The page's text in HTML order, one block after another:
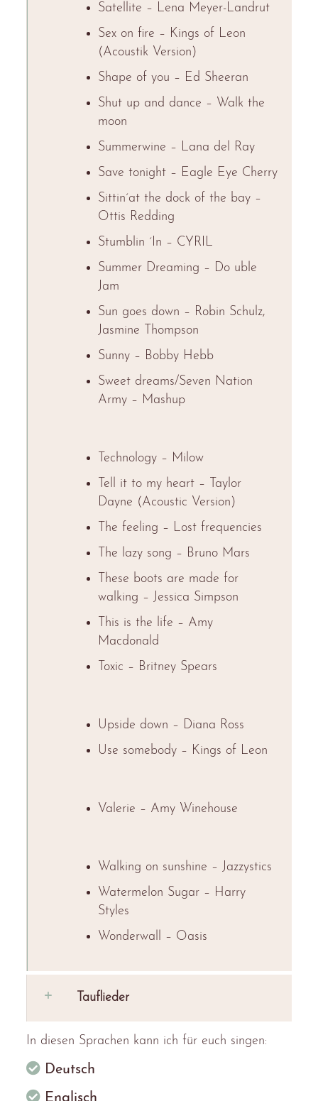
Satellite – Lena Meyer-Landrut
Sex on fire – Kings of Leon
(Acoustik Version)
Shape of you – Ed Sheeran
Shut up and dance – Walk the
moon
Summerwine – Lana del Ray
Save tonight – Eagle Eye Cherry
Sittin´at the dock of the bay –
Ottis Redding
Stumblin ´In – CYRIL
Summer Dreaming – Do uble
Jam
Sun goes down – Robin Schulz,
Jasmine Thompson
Sunny – Bobby Hebb
Sweet dreams/Seven Nation
Army – Mashup
Technology – Milow
Tell it to my heart – Taylor
Dayne (Acoustic Version)
The feeling – Lost frequencies
The lazy song – Bruno Mars
These boots are made for
walking – Jessica Simpson
This is the life – Amy
Macdonald
Toxic – Britney Spears
Upside down – Diana Ross
Use somebody – Kings of Leon
Valerie – Amy Winehouse
Walking on sunshine – Jazzystics
Watermelon Sugar – Harry
Styles
Wonderwall – Oasis
Tauflieder
In diesen Sprachen kann ich für euch singen:
Deutsch
Englisch